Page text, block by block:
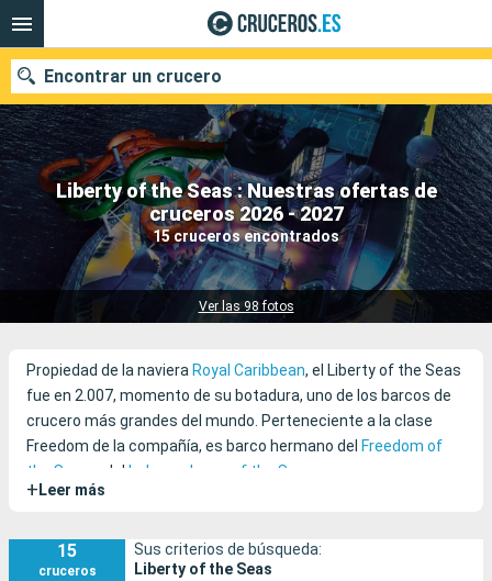
Liberty of the Seas : Nuestras ofertas de
cruceros 2026 - 2027
15 cruceros encontrados
Ver las 98 fotos
Encontrar un crucero
Nuestros destinos
Fecha de salida
Compañías
Propiedad de la naviera Royal Caribbean, el Liberty of the Seas
fue en 2.007, momento de su botadura, uno de los barcos de
crucero más grandes del mundo. Perteneciente a la clase
Freedom de la compañía, es barco hermano del Freedom of
the Seas
y del Independence of the Seas
+ Leer más
15
cruceros
Sus criterios de búsqueda:
Liberty of the Seas